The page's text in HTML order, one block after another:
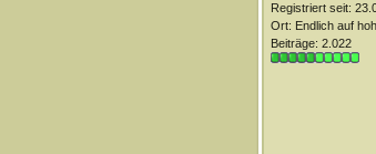
Registriert seit:
Ort: Endlich auf
Beiträge: 2.022